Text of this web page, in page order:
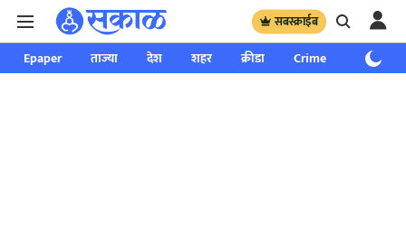
सबस्क्राईब
Epaper ताज्या देश शहर क्रीडा Crime साप्ताहिक